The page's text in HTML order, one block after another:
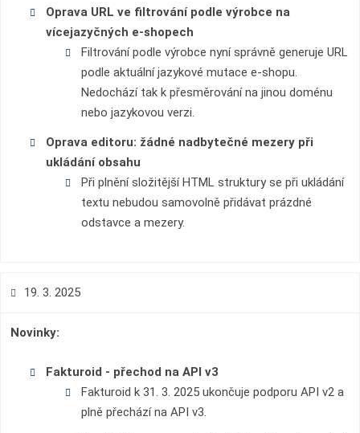
Oprava URL ve filtrování podle výrobce na
vícejazyčných e-shopech
Filtrování podle výrobce nyní správně generuje URL
podle aktuální jazykové mutace e-shopu.
Nedochází tak k přesměrování na jinou doménu
nebo jazykovou verzi.
Oprava editoru: žádné nadbytečné mezery při
ukládání obsahu
Při plnění složitější HTML struktury se při ukládání
textu nebudou samovolně přidávat prázdné
odstavce a mezery.
19. 3. 2025
Novinky:
Fakturoid - přechod na API v3
Fakturoid k 31. 3. 2025 ukončuje podporu API v2 a
plně přechází na API v3.